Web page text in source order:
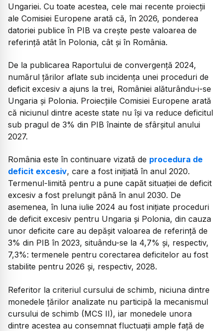
Ungariei. Cu toate acestea, cele mai recente proiecții
ale Comisiei Europene arată că, în 2026, ponderea
datoriei publice în PIB va crește peste valoarea de
referință atât în Polonia, cât și în România.
De la publicarea Raportului de convergență 2024,
numărul țărilor aflate sub incidența unei proceduri de
deficit excesiv a ajuns la trei, României alăturându-i-se
Ungaria și Polonia. Proiecțiile Comisiei Europene arată
că niciunul dintre aceste state nu își va reduce deficitul
sub pragul de 3% din PIB înainte de sfârșitul anului
2027.
România este în continuare vizată de procedura de
deficit excesiv, care a fost inițiată în anul 2020.
Termenul-limită pentru a pune capăt situației de deficit
excesiv a fost prelungit până în anul 2030. De
asemenea, în luna iulie 2024 au fost inițiate proceduri
de deficit excesiv pentru Ungaria și Polonia, din cauza
unor deficite care au depășit valoarea de referință de
3% din PIB în 2023, situându-se la 4,7% și, respectiv,
7,3%: termenele pentru corectarea deficitelor au fost
stabilite pentru 2026 și, respectiv, 2028.
Referitor la criteriul cursului de schimb, niciuna dintre
monedele țărilor analizate nu participă la mecanismul
cursului de schimb (MCS II), iar monedele unora
dintre acestea au consemnat fluctuații ample față de